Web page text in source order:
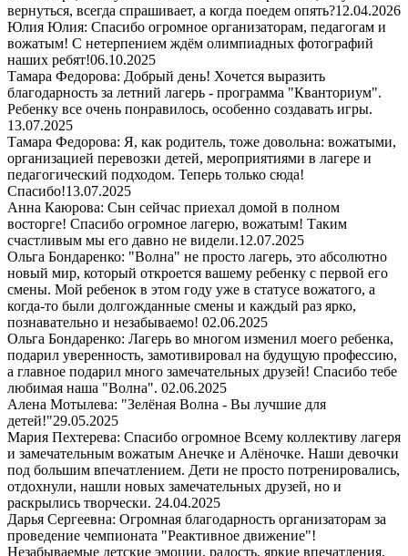
вернуться, всегда спрашивает, а когда поедем опять?12.04.2026
Юлия Юлия: Спасибо огромное организаторам, педагогам и
вожатым! С нетерпением ждём олимпиадных фотографий
наших ребят!06.10.2025
Тамара Федорова: Добрый день! Хочется выразить
благодарность за летний лагерь - программа "Кванториум".
Ребенку все очень понравилось, особенно создавать игры.
13.07.2025
Тамара Федорова: Я, как родитель, тоже довольна: вожатыми,
организацией перевозки детей, мероприятиями в лагере и
педагогический подходом. Теперь только сюда!
Спасибо!13.07.2025
Анна Каюрова: Сын сейчас приехал домой в полном
восторге! Спасибо огромное лагерю, вожатым! Таким
счастливым мы его давно не видели.12.07.2025
Ольга Бондаренко: "Волна" не просто лагерь, это абсолютно
новый мир, который откроется вашему ребенку с первой его
смены. Мой ребенок в этом году уже в статусе вожатого, а
когда-то были долгожданные смены и каждый раз ярко,
познавательно и незабываемо! 02.06.2025
Ольга Бондаренко: Лагерь во многом изменил моего ребенка,
подарил уверенность, замотивировал на будущую профессию,
а главное подарил много замечательных друзей! Спасибо тебе
любимая наша "Волна". 02.06.2025
Алена Мотылева: "Зелёная Волна - Вы лучшие для
детей!"29.05.2025
Мария Пехтерева: Спасибо огромное Всему коллективу лагеря
и замечательным вожатым Анечке и Алёночке. Наши девочки
под большим впечатлением. Дети не просто потренировались,
отдохнули, нашли новых замечательных друзей, но и
раскрылись творчески. 24.04.2025
Дарья Сергеевна: Огромная благодарность организаторам за
проведение чемпионата "Реактивное движение"!
Незабываемые детские эмоции, радость, яркие впечатления,